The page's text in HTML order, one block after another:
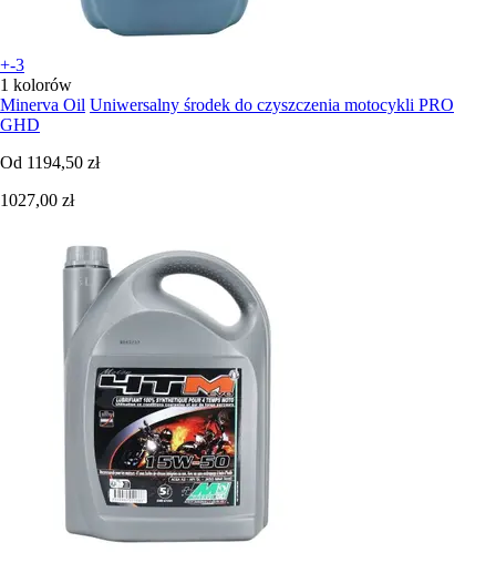
+-3
1 kolorów
Minerva Oil Uniwersalny środek do czyszczenia motocykli PRO
GHD
Od 1194,50 zł
1027,00 zł